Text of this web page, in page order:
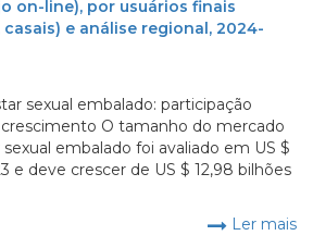
on-line), por usuários finais
e análise regional, 2024-
sexual embalado: participação
O tamanho do mercado
embalado foi avaliado em US $
e deve crescer de US $ 12,98 bilhões
Ler mais